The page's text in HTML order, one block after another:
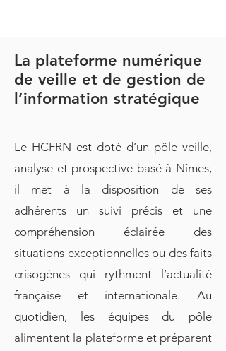
La plateforme numérique
de veille et de gestion de
l’information stratégique
Le HCFRN est doté d’un pôle veille,
analyse et prospective basé à Nîmes,
il met à la disposition de ses
adhérents un suivi précis et une
compréhension éclairée des
situations exceptionnelles ou des faits
crisogènes qui rythment l’actualité
française et internationale. Au
quotidien, les équipes du pôle
alimentent la plateforme et préparent